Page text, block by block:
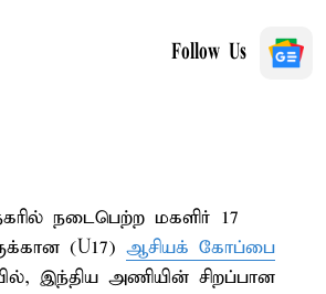
Follow Us
நடைபெற்ற மகளிர் 17
(U17) ஆசியக் கோப்பை
இந்திய அணியின் சிறப்பான